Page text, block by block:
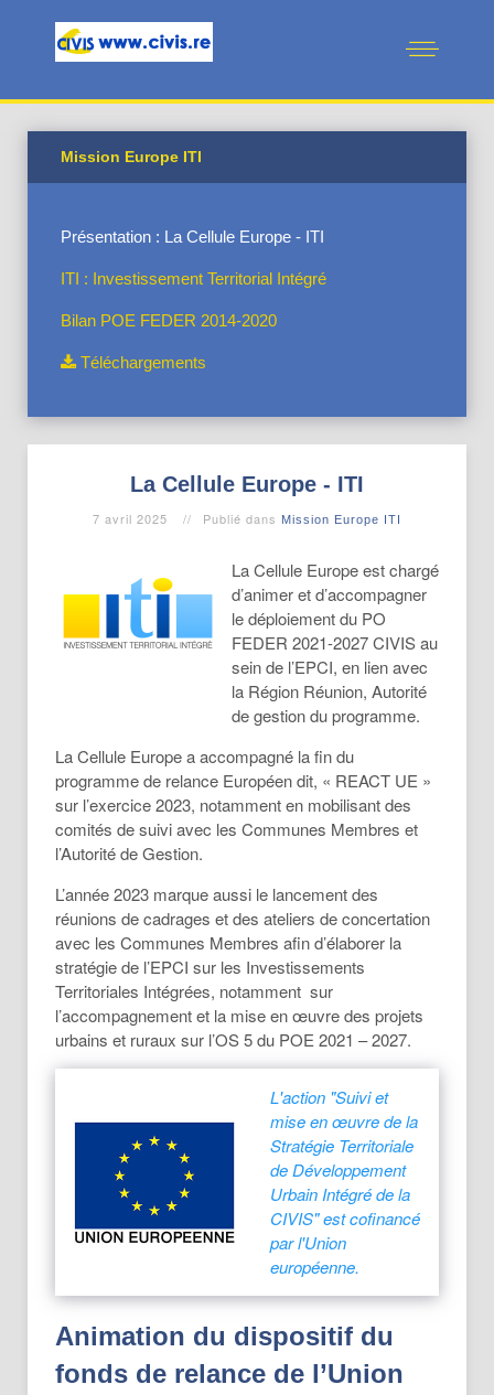
Mission Europe ITI
Présentation : La Cellule Europe - ITI
ITI : Investissement Territorial Intégré
Bilan POE FEDER 2014-2020
Téléchargements
La Cellule Europe - ITI
7 avril 2025 Publié dans Mission Europe ITI
La Cellule Europe est chargé
d’animer et d’accompagner
le déploiement du PO
FEDER 2021-2027 CIVIS au
sein de l’EPCI, en lien avec
la Région Réunion, Autorité
de gestion du programme.
La Cellule Europe a accompagné la fin du
programme de relance Européen dit, « REACT UE »
sur l’exercice 2023, notamment en mobilisant des
comités de suivi avec les Communes Membres et
l’Autorité de Gestion.
L’année 2023 marque aussi le lancement des
réunions de cadrages et des ateliers de concertation
avec les Communes Membres afin d’élaborer la
stratégie de l’EPCI sur les Investissements
Territoriales Intégrées, notamment sur
l’accompagnement et la mise en œuvre des projets
urbains et ruraux sur l’OS 5 du POE 2021 – 2027.
L'action "Suivi et
mise en œuvre de la
Stratégie Territoriale
de Développement
Urbain Intégré de la
CIVIS" est cofinancé
par l'Union
européenne.
Animation du dispositif du
fonds de relance de l’Union